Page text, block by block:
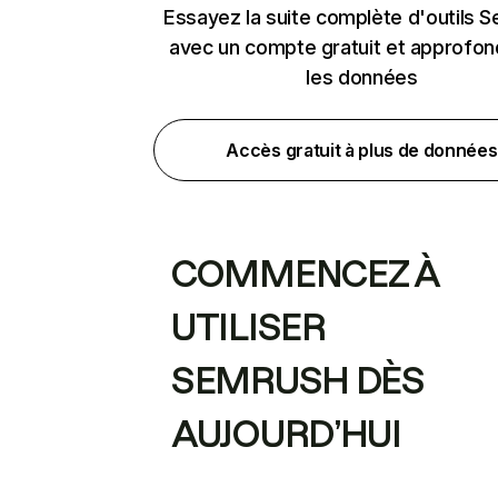
Essayez la suite complète d'outils
avec un compte gratuit et
les données
Accès gratuit à plus de données
COMMENCEZ À
UTILISER
SEMRUSH DÈS
AUJOURD’HUI